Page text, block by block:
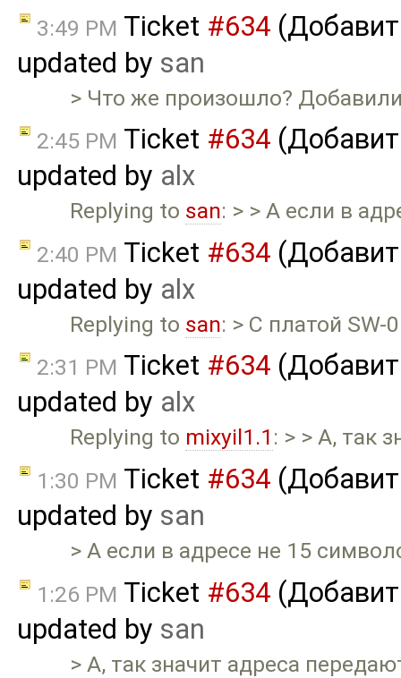
3:49 PM Ticket #634
updated by san
> Что же произошло?
2:45 PM Ticket #634
updated by alx
Replying to san: > > А если в
2:40 PM Ticket #634
updated by alx
Replying to san: > С платой SW-
2:31 PM Ticket #634
updated by alx
Replying to mixyil1.1 : > > А, так
1:30 PM Ticket #634
updated by san
> А если в адресе не 15
1:26 PM Ticket #634
updated by san
> А, так значит адреса